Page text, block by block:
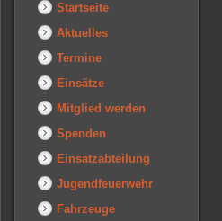
Startseite
Aktuelles
Termine
Einsätze
Mitglied werden
Spenden
Einsatzabteilung
Jugendfeuerwehr
Fahrzeuge